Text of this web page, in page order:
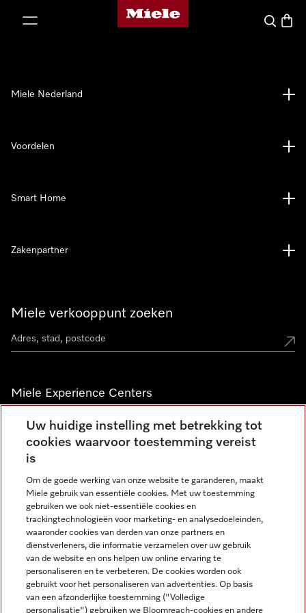
Homepage van Miele
Wat zoek
Miele verkooppunt zoeken
Miele Experience Centers
Vind jouw Miele Experience Center
Nieuwsbrief
Miele Nederland
Voordelen
Smart Home
Zakenpartner
Miele op Instagram
Miele op Facebook
Miele op Youtube
Uw huidige instelling met betrekking tot
cookies waarvoor toestemming vereist
is
Om de goede werking van onze website te garanderen, maakt
Miele gebruik van essentiële cookies. Met uw toestemming
gebruiken we ook niet-essentiële cookies en
trackingtechnologieën voor marketing- en analysedoeleinden,
waaronder cookies van derden van onze partners en
dienstverleners, die informatie verzamelen over uw gebruik
van de website en ons helpen uw online ervaring te
personaliseren en te verbeteren. De cookies worden ook
gebruikt voor het personaliseren van advertenties. Op basis
van een afzonderlijke toestemming ("Volledige
personalisatie") gebruiken we Bloomreach-cookies en andere